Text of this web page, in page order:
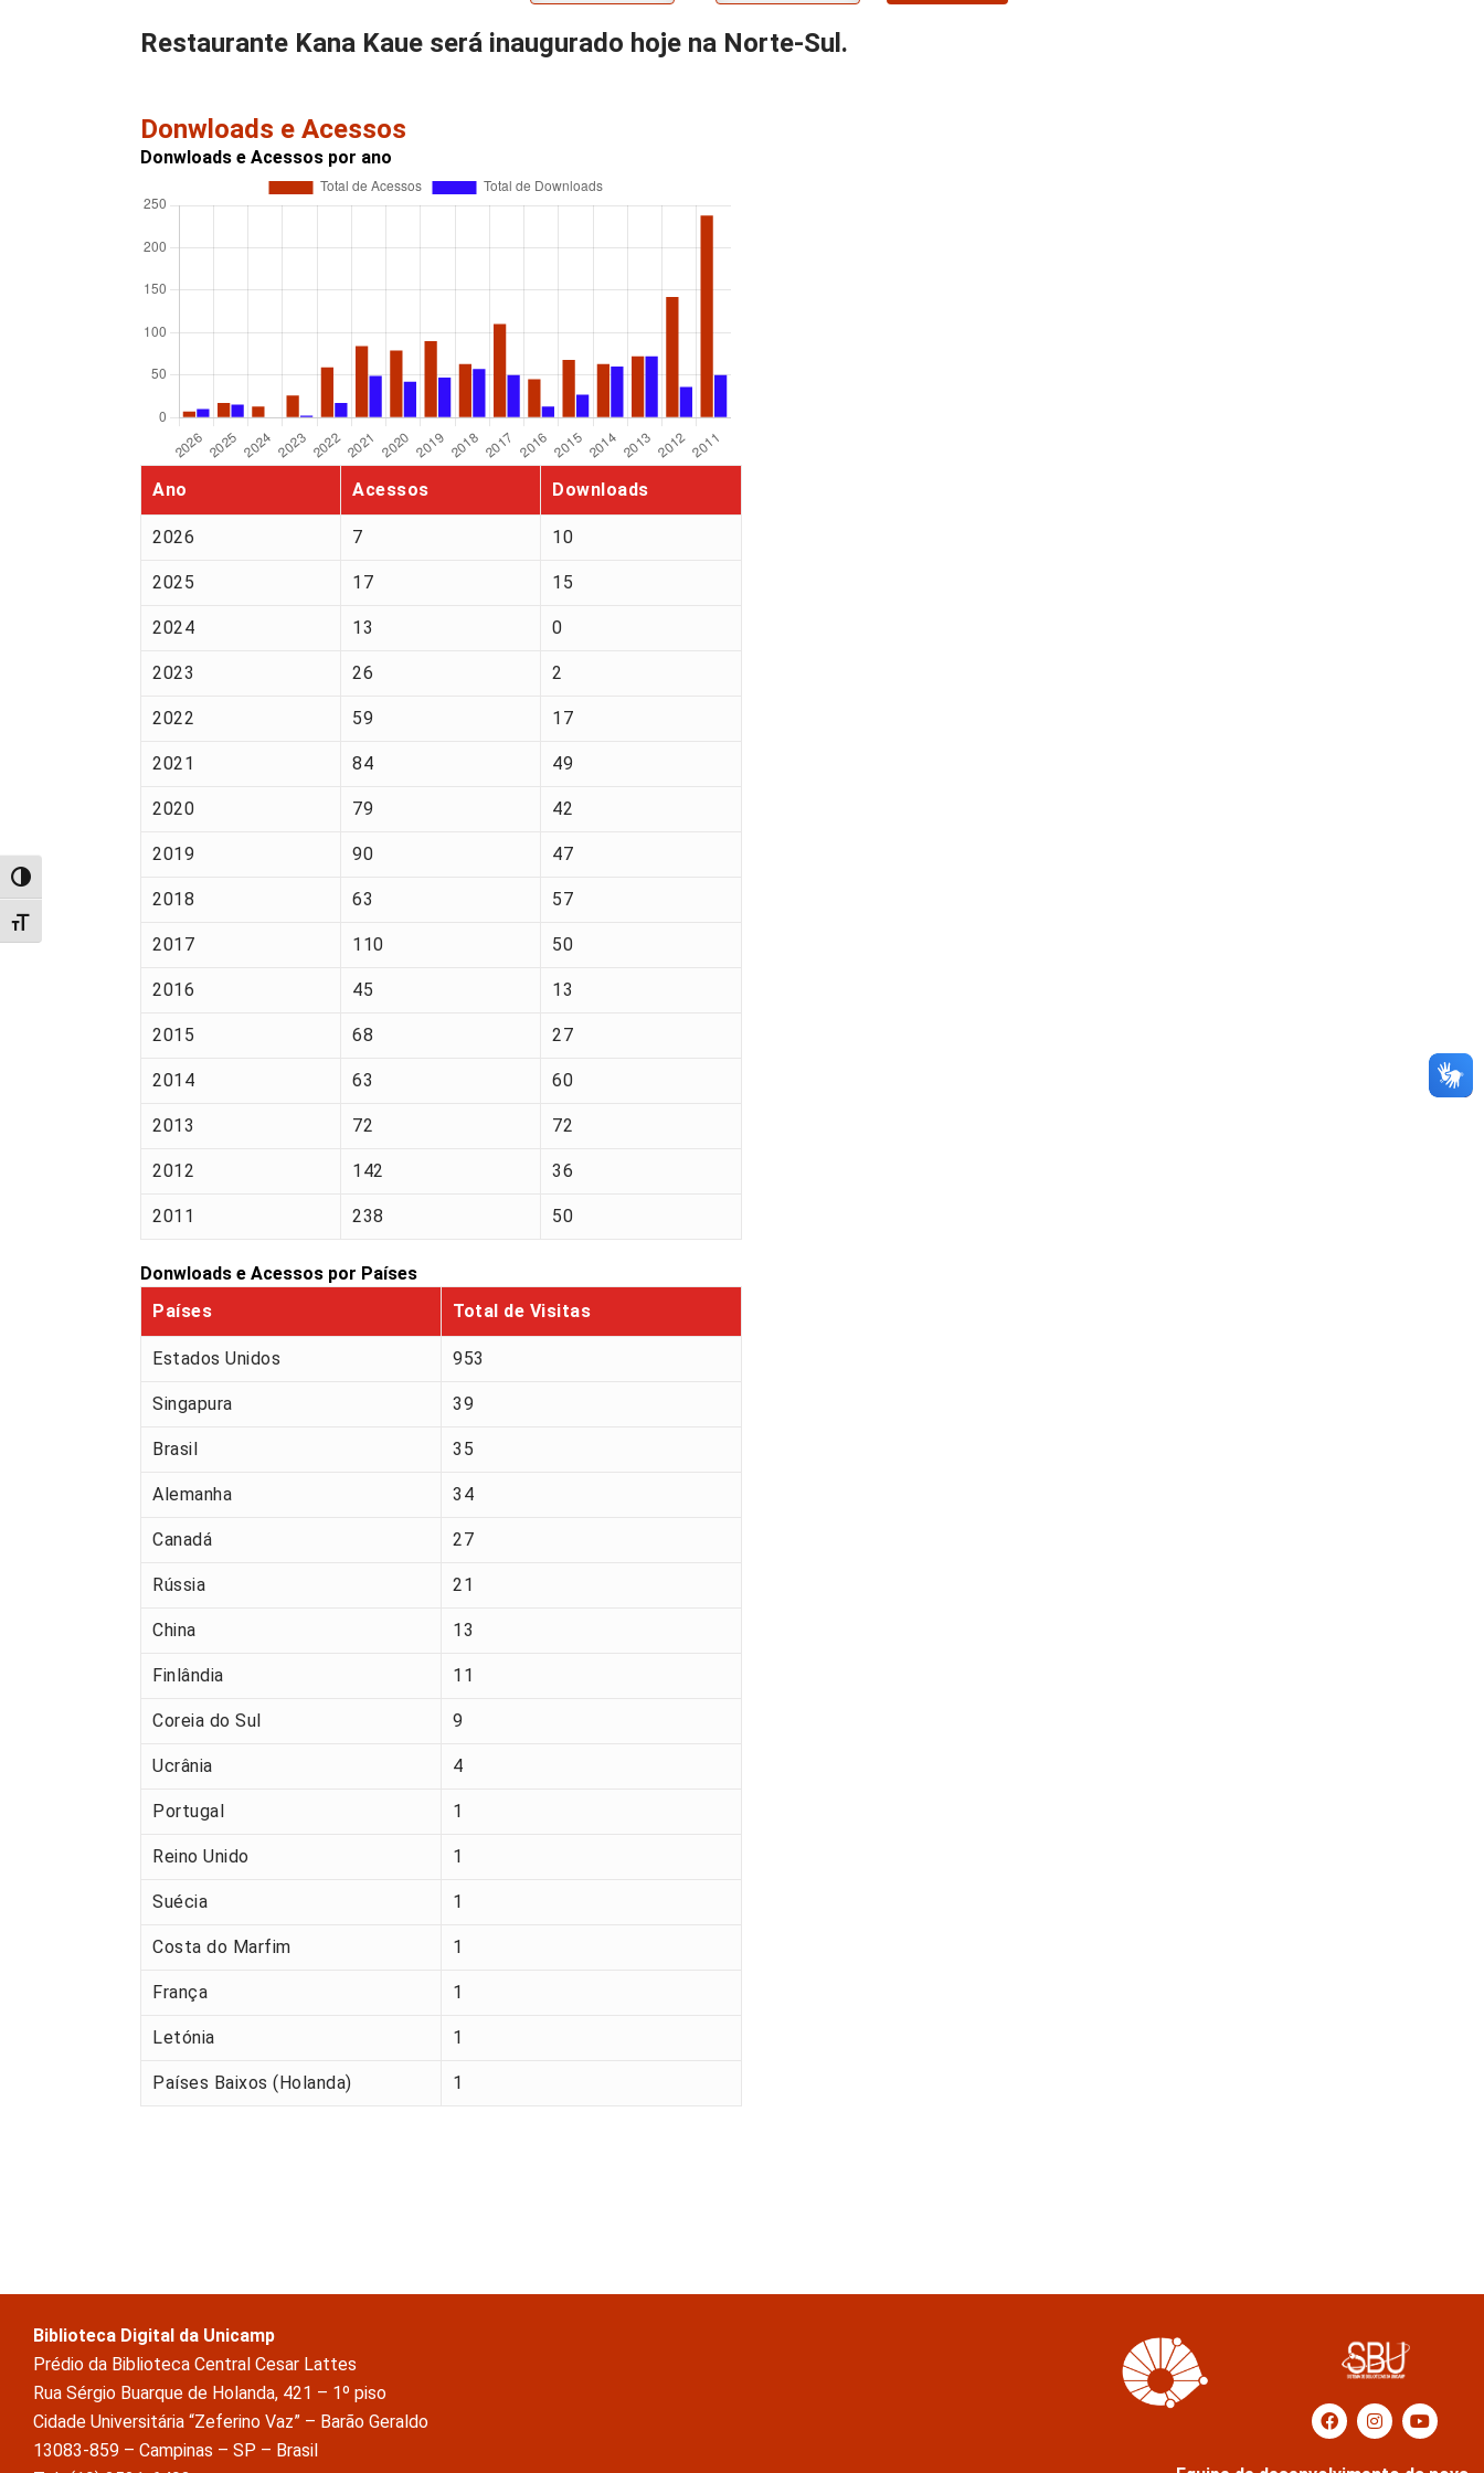
Alternar alto contraste
Alternar tamanho da fonte
Restaurante Kana Kaue será inaugurado hoje na Norte-Sul.
Donwloads e Acessos
Donwloads e Acessos por ano
Ano Acessos Downloads
2026 7 10
2025 17 15
2024 13 0
2023 26 2
2022 59 17
2021 84 49
2020 79 42
2019 90 47
2018 63 57
2017 110 50
2016 45 13
2015 68 27
2014 63 60
2013 72 72
2012 142 36
2011 238 50
Donwloads e Acessos por Países
Países
Total de Visitas
Estados Unidos 953
Singapura 39
Brasil 35
Alemanha 34
Canadá 27
Rússia 21
China 13
Finlândia 11
Coreia do Sul 9
Ucrânia 4
Portugal 1
Reino Unido 1
Suécia 1
Costa do Marfim 1
França 1
Letónia 1
Países Baixos (Holanda) 1
Biblioteca Digital da Unicamp
Prédio da Biblioteca Central Cesar Lattes
Rua Sérgio Buarque de Holanda, 421 – 1º piso
Cidade Universitária “Zeferino Vaz” – Barão Geraldo
13083-859 – Campinas – SP – Brasil